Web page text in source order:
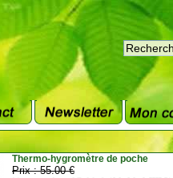
Thermo-hygromètre de poche
Prix :55.00 €